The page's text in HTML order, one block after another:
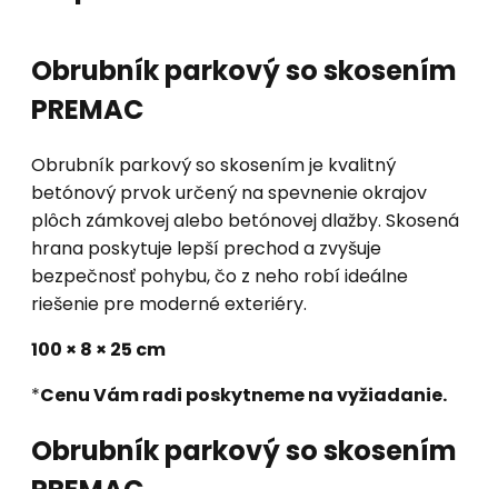
Obrubník parkový so skosením
PREMAC
Obrubník parkový so skosením je kvalitný
betónový prvok určený na spevnenie okrajov
plôch zámkovej alebo betónovej dlažby. Skosená
hrana poskytuje lepší prechod a zvyšuje
bezpečnosť pohybu, čo z neho robí ideálne
riešenie pre moderné exteriéry.
100 × 8 × 25 cm
*Cenu Vám radi poskytneme na vyžiadanie.
Obrubník parkový so skosením